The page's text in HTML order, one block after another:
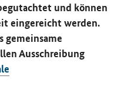
und können
eingereicht werden.
gemeinsame
Ausschreibung